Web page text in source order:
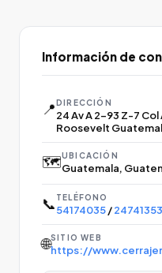
Información de
📍DIRECCIÓN
24 Av A 2-93 Z-7
Roosevelt
🗺️UBICACIÓN
Guatemala,
📞 TELÉFONO
54174035/24741353
🌐SITIO WEB
https://